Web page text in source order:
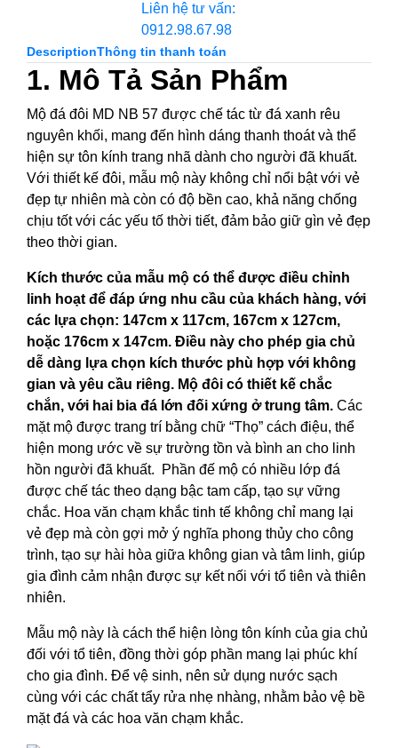
Liên hệ tư vấn:
0912.98.67.98
DescriptionThông tin thanh toán
1. Mô Tả Sản Phẩm
Mộ đá đôi MD NB 57 được chế tác từ đá xanh rêu
nguyên khối, mang đến hình dáng thanh thoát và thể
hiện sự tôn kính trang nhã dành cho người đã khuất.
Với thiết kế đôi, mẫu mộ này không chỉ nổi bật với vẻ
đẹp tự nhiên mà còn có độ bền cao, khả năng chống
chịu tốt với các yếu tố thời tiết, đảm bảo giữ gìn vẻ đẹp
theo thời gian.
Kích thước của mẫu mộ có thể được điều chỉnh
linh hoạt để đáp ứng nhu cầu của khách hàng, với
các lựa chọn: 147cm x 117cm, 167cm x 127cm,
hoặc 176cm x 147cm. Điều này cho phép gia chủ
dễ dàng lựa chọn kích thước phù hợp với không
gian và yêu cầu riêng. Mộ đôi có thiết kế chắc
chắn, với hai bia đá lớn đối xứng ở trung tâm. Các
mặt mộ được trang trí bằng chữ “Thọ” cách điệu, thể
hiện mong ước về sự trường tồn và bình an cho linh
hồn người đã khuất. Phần đế mộ có nhiều lớp đá
được chế tác theo dạng bậc tam cấp, tạo sự vững
chắc. Hoa văn chạm khắc tinh tế không chỉ mang lại
vẻ đẹp mà còn gợi mở ý nghĩa phong thủy cho công
trình, tạo sự hài hòa giữa không gian và tâm linh, giúp
gia đình cảm nhận được sự kết nối với tổ tiên và thiên
nhiên.
Mẫu mộ này là cách thể hiện lòng tôn kính của gia chủ
đối với tổ tiên, đồng thời góp phần mang lại phúc khí
cho gia đình. Để vệ sinh, nên sử dụng nước sạch
cùng với các chất tẩy rửa nhẹ nhàng, nhằm bảo vệ bề
mặt đá và các hoa văn chạm khắc.